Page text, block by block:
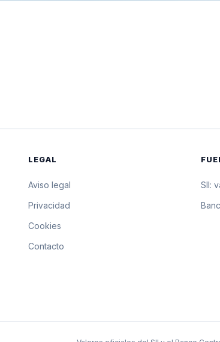
$1.082,66 10.826,6 pesos
LEGAL
Aviso legal
Privacidad
Cookies
Contacto
SII: